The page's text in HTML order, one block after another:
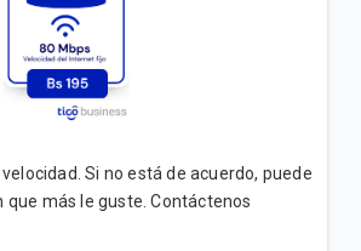
adicional
Si no está de acuerdo, puede
que más le guste. Contáctenos